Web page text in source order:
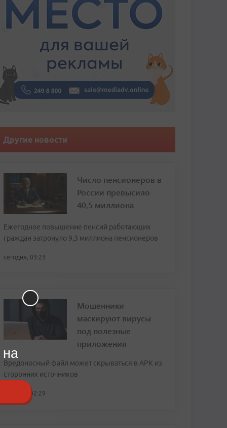
Другие новости
Число пенсионеров в
России превысило
40,5 миллиона
Ежегодное повышение пенсий работающих
граждан затронуло 9,3 миллиона пенсионеров
сегодня, 03:23
Мошенники
маскируют вирусы
под полезные
приложения
Вредоносный файл может скрываться в APK из
сторонних источников
сегодня, 02:29